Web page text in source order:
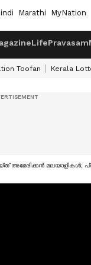
Marathi MyNation
LifePravasam
Toofan Kerala
അമേരിക്കൻ മലയാളികൾ;